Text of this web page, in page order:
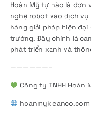
Hoàn Mỹ tự hào là đơn
nghệ robot vào dịch vụ
hàng giải pháp hiện
trường. Đây chính là
phát triển xanh và
——————–
Công ty TNHH Hoàn
hoanmykleanco.com